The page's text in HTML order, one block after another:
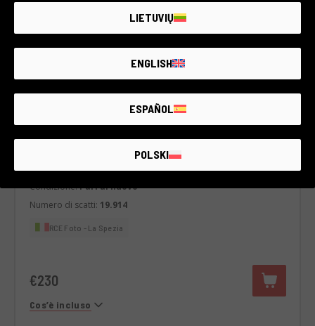
Condizione:Pari al nuovo
Numero di scatti: 19.914
RCE Foto - La Spezia
€230
Cos’è incluso
LIETUVIŲ
ENGLISH
ESPAÑOL
POLSKI